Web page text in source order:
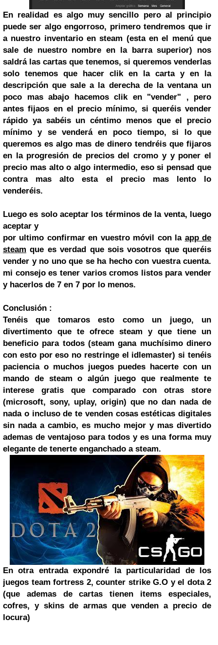
En realidad es algo muy sencillo pero al principio
puede ser algo engorroso, primero tendremos que ir
a nuestro inventario en steam (esta en el menú que
sale de nuestro nombre en la barra superior) nos
saldrá las cartas que tenemos, si queremos venderlas
solo tenemos que hacer clik en la carta y en la
descripción que sale a la derecha de la ventana un
poco mas abajo hacemos clik en "vender" , pero
antes fijaos en el precio mínimo, si queréis vender
rápido ya sabéis un céntimo menos que el precio
mínimo y se venderá en poco tiempo, si lo que
queremos es algo mas de dinero tendréis que fijaros
en la progresión de precios del cromo y y poner el
precio mas alto o algo intermedio, eso si pensad que
contra mas alto esta el precio mas lento lo
venderéis.
Luego es solo aceptar los términos de la venta, luego
aceptar y
por ultimo confirmar en vuestro móvil con la app de
steam que es verdad que sois vosotros que queréis
vender y no uno que se ha hecho con vuestra cuenta.
mi consejo es tener varios cromos listos para vender
y hacerlos de 7 en 7 por lo menos.
Conclusión :
Tenéis que tomaros esto como un juego, un
divertimento que te ofrece steam y que tiene un
beneficio para todos (steam gana muchísimo dinero
con esto por eso no restringe el idlemaster) si tenéis
paciencia o muchos juegos puedes hacerte con un
mando de steam o algún juego que realmente te
interese gratis que comparado con otras store
(microsoft, sony, uplay, origin) que no dan nada de
nada o incluso de te venden cosas estéticas digitales
sin nada a cambio, es mucho mejor y mas divertido
ademas de ventajoso para todos y es una forma muy
elegante de tenerte enganchado a steam.
En otra entrada expondré la particularidad de los
juegos team fortress 2, counter strike G.O y el dota 2
(que ademas de cartas tienen items especiales,
cofres, y skins de armas que venden a precio de
locura)